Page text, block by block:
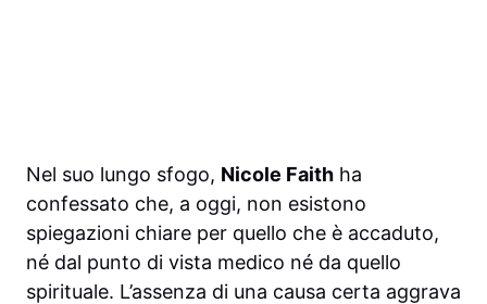
Nel suo lungo sfogo, Nicole Faith ha
confessato che, a oggi, non esistono
spiegazioni chiare per quello che è accaduto,
né dal punto di vista medico né da quello
spirituale. L’assenza di una causa certa aggrava